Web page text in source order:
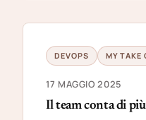
DEVOPS MY TAKE
17 MAGGIO 2025
Il team conta di